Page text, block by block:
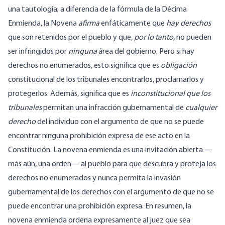
una tautología; a diferencia de la fórmula de la Décima
Enmienda, la Novena afirmaenfáticamente que hay derechos
que son retenidos por el pueblo y que, por lo tanto,no pueden
ser infringidos por ningunaárea del gobierno. Pero si hay
derechos no enumerados, esto significa que es obligación
constitucional de los tribunales encontrarlos, proclamarlos y
protegerlos. Además, significa que es inconstitucional que los
tribunalespermitan una infracción gubernamental de cualquier
derechodel individuo con el argumento de que no se puede
encontrar ninguna prohibición expresa de ese acto en la
Constitución. La novena enmienda es una invitación abierta —
más aún, una orden— al pueblo para que descubra y proteja los
derechos no enumerados y nunca permita la invasión
gubernamental de los derechos con el argumento de que no se
puede encontrar una prohibición expresa. En resumen, la
novena enmienda ordena expresamente al juez que sea